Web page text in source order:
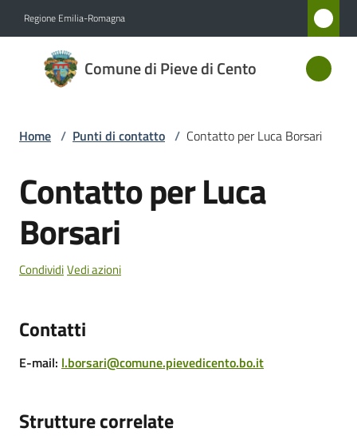
Regione Emilia-Romagna
Comune di Pieve di Cento
Comune
di Pieve
Novità
Pieve
di
Cento
Home / Punti di contatto / Contatto per Luca Borsari
Salta al contenuto
Contatto per Luca
Borsari
CondividiVedi azioni
Contatti
E-mail: l.borsari@comune.pievedicento.bo.it
Strutture correlate